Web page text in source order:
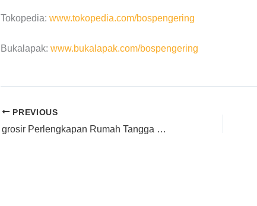
Tokopedia: www.tokopedia.com/bospengering
Bukalapak: www.bukalapak.com/bospengering
PREVIOUS
grosir Perlengkapan Rumah Tangga / Chemical Household Murah di Singaparna